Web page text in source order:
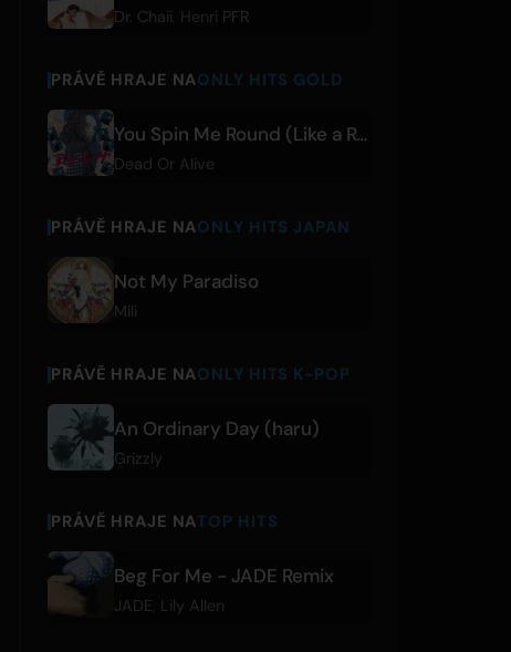
Dr. Chaii Henri PFR
PRÁVĚ HRAJE NAONLY HITS GOLD
You Spin Me Round (Like a Record) - Rip It Up Version
Dead Or Alive
PRÁVĚ HRAJE NAONLY HITS JAPAN
Not My Paradiso
Mili
PRÁVĚ HRAJE NAONLY HITS K-POP
An Ordinary Day (haru)
Grizzly
PRÁVĚ HRAJE NATOP HITS
Beg For Me - JADE Remix
JADE Lily Allen